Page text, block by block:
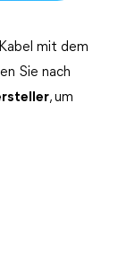
mit dem
Sie nach
, um